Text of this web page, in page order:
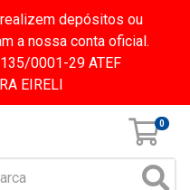
realizem depósitos ou
a nossa conta oficial.
0001-29 ATEF
EIRELI
0